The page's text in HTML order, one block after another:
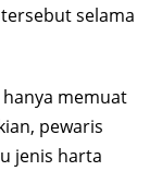
selama
memuat
pewaris
jenis harta